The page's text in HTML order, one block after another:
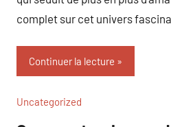
complet sur cet univers
Continuer la lecture
Uncategorized